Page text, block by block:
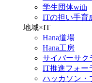
学生団体with
ITの担い手育
地域×IT
Hana道場
Hana工房
サイバーサク
IT推進フォー
ハッカソン・